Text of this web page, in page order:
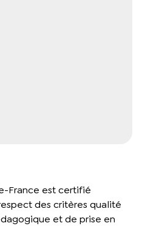
France est certifié
des critères qualité
et de prise en